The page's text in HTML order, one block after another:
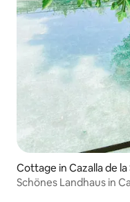
Cottage in Cazalla de la
Schönes Landhaus in